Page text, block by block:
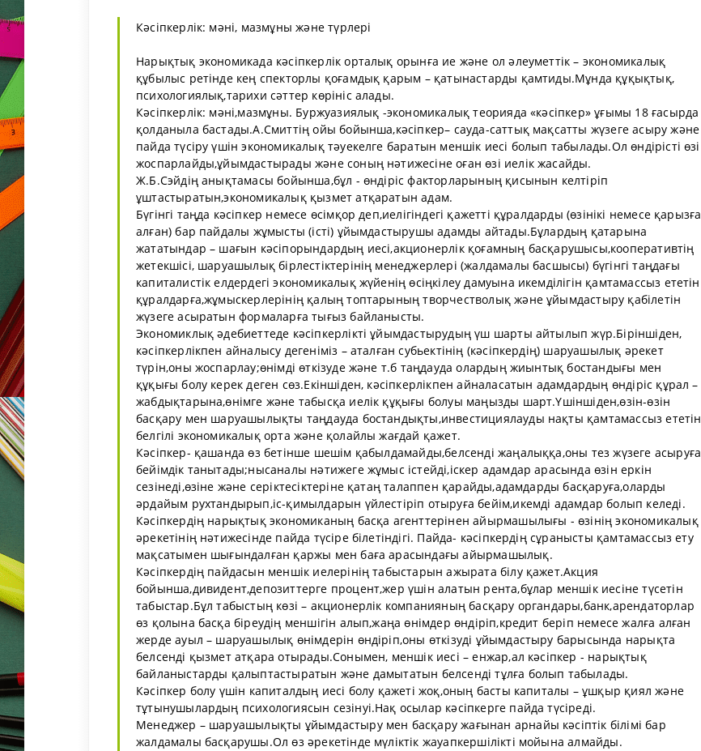
Кәсіпкерлік: мәні, мазмұны және түрлері
Нарықтық экономикада кәсіпкерлік орталық орынға ие және ол әлеуметтік – экономикалық
құбылыс ретінде кең спекторлы қоғамдық қарым – қатынастарды қамтиды.Мұнда құқықтық,
психологиялық,тарихи сәттер көрініс алады.
Кәсіпкерлік: мәні,мазмұны. Буржуазиялық -экономикалық теорияда «кәсіпкер» ұғымы 18 ғасырда
қолданыла бастады.А.Смиттің ойы бойынша,кәсіпкер– сауда-саттық мақсатты жүзеге асыру және
пайда түсіру үшін экономикалық тәуекелге баратын меншік иесі болып табылады.Ол өндірісті өзі
жоспарлайды,ұйымдастырады және соның нәтижесіне оған өзі иелік жасайды.
Ж.Б.Сэйдің анықтамасы бойынша,бұл - өндіріс факторларының қисынын келтіріп
ұштастыратын,экономикалық қызмет атқаратын адам.
Бүгінгі таңда кәсіпкер немесе өсімқор деп,иелігіндегі қажетті құралдарды (өзінікі немесе қарызға
алған) бар пайдалы жұмысты (істі) ұйымдастырушы адамды айтады.Бұлардың қатарына
жататындар – шағын кәсіпорындардың иесі,акционерлік қоғамның басқарушысы,кооперативтің
жетекшісі, шаруашылық бірлестіктерінің менеджерлері (жалдамалы басшысы) бүгінгі таңдағы
капиталистік елдердегі экономикалық жүйенің өсіңкілеу дамуына икемділігін қамтамассыз ететін
құралдарға,жұмыскерлерінің қалың топтарының творчестволық және ұйымдастыру қабілетін
жүзеге асыратын формаларға тығыз байланысты.
Экономиклық әдебиеттеде кәсіпкерлікті ұйымдастырудың үш шарты айтылып жүр.Біріншіден,
кәсіпкерлікпен айналысу дегеніміз – аталған субьектінің (кәсіпкердің) шаруашылық әрекет
түрін,оны жоспарлау;өнімді өткізуде және т.б таңдауда олардың жиынтық бостандығы мен
құқығы болу керек деген сөз.Екіншіден, кәсіпкерлікпен айналасатын адамдардың өндіріс құрал –
жабдықтарына,өнімге және табысқа иелік құқығы болуы маңызды шарт.Үшіншіден,өзін-өзін
басқару мен шаруашылықты таңдауда бостандықты,инвестициялауды нақты қамтамассыз ететін
белгілі экономикалық орта және қолайлы жағдай қажет.
Кәсіпкер- қашанда өз бетінше шешім қабылдамайды,белсенді жаңалыққа,оны тез жүзеге асыруға
бейімдік танытады;нысаналы нәтижеге жұмыс істейді,іскер адамдар арасында өзін еркін
сезінеді,өзіне және серіктесіктеріне қатаң талаппен қарайды,адамдарды басқаруға,оларды
әрдайым рухтандырып,іс-қимылдарын үйлестіріп отыруға бейім,икемді адамдар болып келеді.
Кәсіпкердің нарықтық экономиканың басқа агенттерінен айырмашылығы - өзінің экономикалық
әрекетінің нәтижесінде пайда түсіре білетіндігі. Пайда- кәсіпкердің сұранысты қамтамассыз ету
мақсатымен шығындалған қаржы мен баға арасындағы айырмашылық.
Кәсіпкердің пайдасын меншік иелерінің табыстарын ажырата білу қажет.Акция
бойынша,дивидент,депозиттерге процент,жер үшін алатын рента,бұлар меншік иесіне түсетін
табыстар.Бұл табыстың көзі – акционерлік компанияның басқару органдары,банк,арендаторлар
өз қолына басқа біреудің меншігін алып,жаңа өнімдер өндіріп,кредит беріп немесе жалға алған
жерде ауыл – шаруашылық өнімдерін өндіріп,оны өткізуді ұйымдастыру барысында нарықта
белсенді қызмет атқара отырады.Сонымен, меншік иесі – енжар,ал кәсіпкер - нарықтық
байланыстарды қалыптастыратын және дамытатын белсенді тұлға болып табылады.
Кәсіпкер болу үшін капиталдың иесі болу қажеті жоқ,оның басты капиталы – ұшқыр қиял және
тұтынушылардың психологиясын сезінуі.Нақ осылар кәсіпкерге пайда түсіреді.
Менеджер – шаруашылықты ұйымдастыру мен басқару жағынан арнайы кәсіптік білімі бар
жалдамалы басқарушы.Ол өз әрекетінде мүліктік жауапкершілікті мойына алмайды.